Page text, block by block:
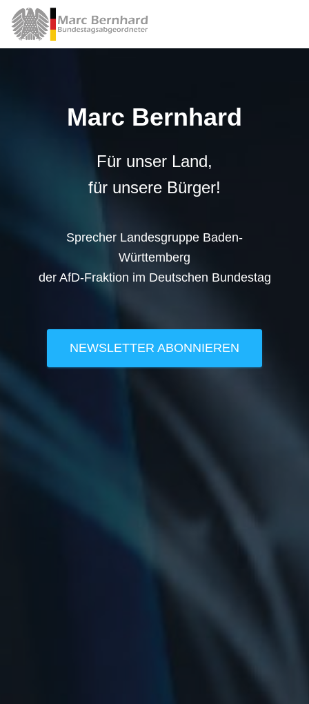
Marc Bernhard
Für unser Land,
für unsere Bürger!
Sprecher Landesgruppe Baden-
Württemberg
der AfD-Fraktion im Deutschen Bundestag
NEWSLETTER ABONNIEREN